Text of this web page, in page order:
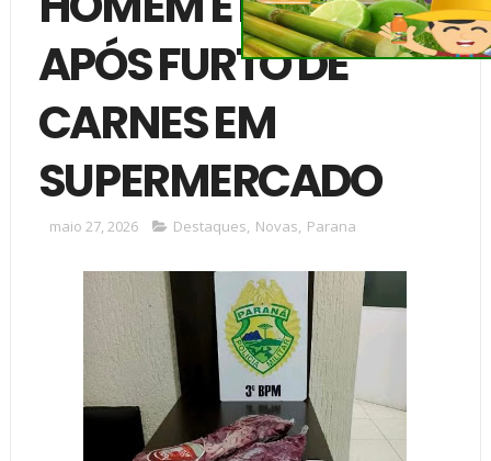
APÓS FURTO DE
CARNES EM
SUPERMERCADO
maio 27, 2026 Destaques, Novas, Parana